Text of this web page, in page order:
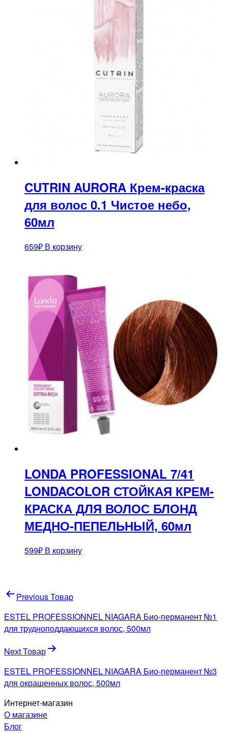
CUTRIN AURORA Крем-краска
для волос 0.1 Чистое небо,
60мл
659₽ В корзину
LONDA PROFESSIONAL 7/41
LONDACOLOR СТОЙКАЯ КРЕМ-
КРАСКА ДЛЯ ВОЛОС БЛОНД
МЕДНО-ПЕПЕЛЬНЫЙ, 60мл
599₽ В корзину
Навигация
по
записям
Previous Товар
ESTEL PROFESSIONNEL NIAGARA Био-перманент №1
для трудноподдающихся волос, 500мл
Next Товар
ESTEL PROFESSIONNEL NIAGARA Био-перманент №3
для окрашенных волос, 500мл
Интернет-магазин
О магазине
Блог